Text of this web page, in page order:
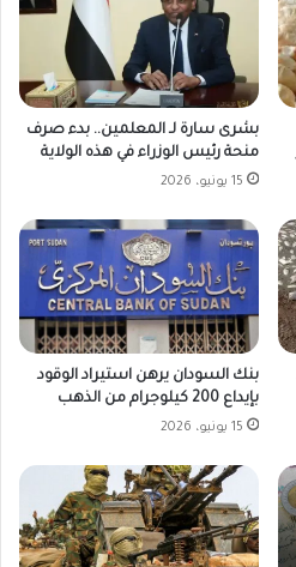
بشرى سارة لـ المعلمين.. بدء صرف
منحة رئيس الوزراء في هذه الولاية
15 يونيو، 2026
بنك السودان يرهن استيراد الوقود
بإيداع 200 كيلوجرام من الذهب
15 يونيو، 2026